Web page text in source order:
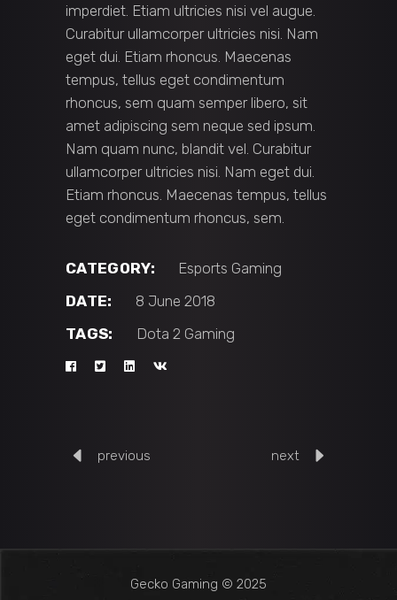
imperdiet. Etiam ultricies nisi vel augue.
Curabitur ullamcorper ultricies nisi. Nam
eget dui. Etiam rhoncus. Maecenas
tempus, tellus eget condimentum
rhoncus, sem quam semper libero, sit
amet adipiscing sem neque sed ipsum.
Nam quam nunc, blandit vel. Curabitur
ullamcorper ultricies nisi. Nam eget dui.
Etiam rhoncus. Maecenas tempus, tellus
eget condimentum rhoncus, sem.
CATEGORY: Esports Gaming
DATE:
8 June 2018
TAGS:
Dota 2 Gaming
previous next
Gecko Gaming © 2025